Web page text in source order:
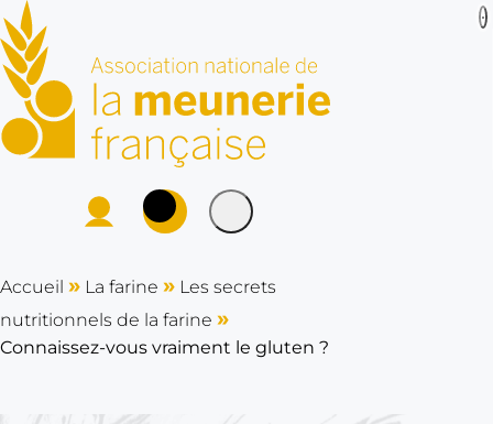
ANMF :
Se connecterRechercher sur le site
a
e
Accueil » La farine » Les secrets
nutritionnels de la farine »
Connaissez-vous vraiment le gluten ?